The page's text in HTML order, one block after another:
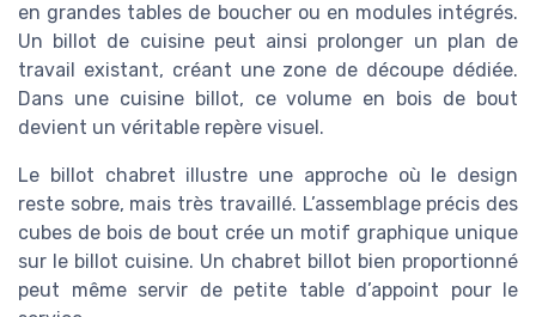
en grandes tables de boucher ou en modules intégrés.
Un billot de cuisine peut ainsi prolonger un plan de
travail existant, créant une zone de découpe dédiée.
Dans une cuisine billot, ce volume en bois de bout
devient un véritable repère visuel.
Le billot chabret illustre une approche où le design
reste sobre, mais très travaillé. L’assemblage précis des
cubes de bois de bout crée un motif graphique unique
sur le billot cuisine. Un chabret billot bien proportionné
peut même servir de petite table d’appoint pour le